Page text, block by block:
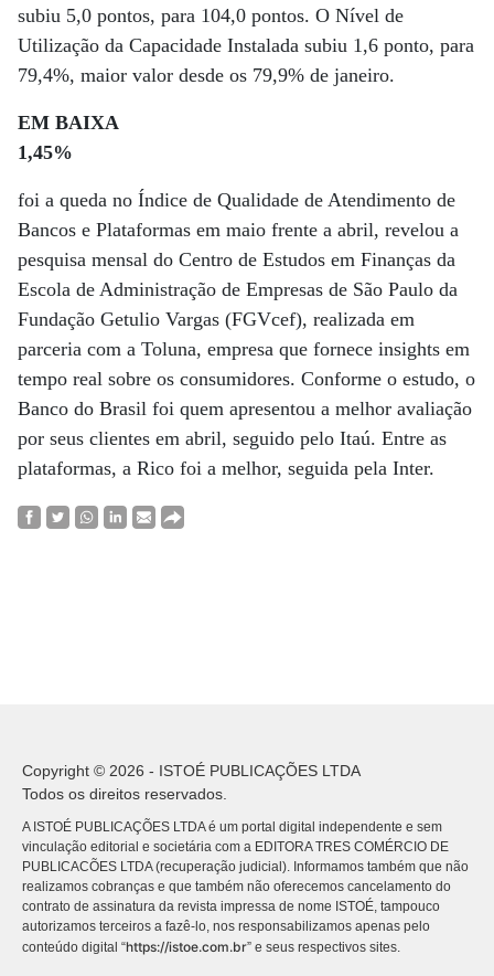
subiu 5,0 pontos, para 104,0 pontos. O Nível de
Utilização da Capacidade Instalada subiu 1,6 ponto, para
79,4%, maior valor desde os 79,9% de janeiro.
EM BAIXA
1,45%
foi a queda no Índice de Qualidade de Atendimento de
Bancos e Plataformas em maio frente a abril, revelou a
pesquisa mensal do Centro de Estudos em Finanças da
Escola de Administração de Empresas de São Paulo da
Fundação Getulio Vargas (FGVcef), realizada em
parceria com a Toluna, empresa que fornece insights em
tempo real sobre os consumidores. Conforme o estudo, o
Banco do Brasil foi quem apresentou a melhor avaliação
por seus clientes em abril, seguido pelo Itaú. Entre as
plataformas, a Rico foi a melhor, seguida pela Inter.
Copyright © 2026 - ISTOÉ PUBLICAÇÕES LTDA
Todos os direitos reservados.
A ISTOÉ PUBLICAÇÕES LTDA é um portal digital independente e sem
vinculação editorial e societária com a EDITORA TRES COMÉRCIO DE
PUBLICACÕES LTDA (recuperação judicial). Informamos também que não
realizamos cobranças e que também não oferecemos cancelamento do
contrato de assinatura da revista impressa de nome ISTOÉ, tampouco
autorizamos terceiros a fazê-lo, nos responsabilizamos apenas pelo
conteúdo digital “https://istoe.com.br” e seus respectivos sites.